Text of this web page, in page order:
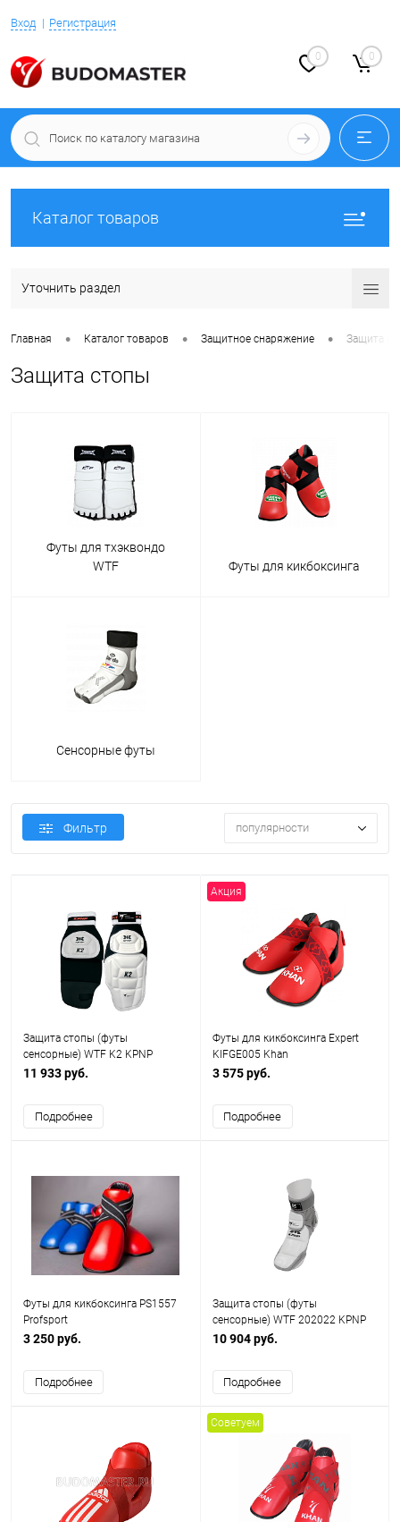
Вход Регистрация
0 0
Каталог товаров
Уточнить раздел
Главная • Каталог товаров • Защитное снаряжение • Защита
Защита стопы
Футы для тхэквондо
WTF
Футы для кикбоксинга
Сенсорные футы
Фильтр популярности
Защита стопы (футы
сенсорные) WTF K2 KPNP
11 933 руб.
Подробнее
Акция
Футы для кикбоксинга Expert
KIFGE005 Khan
3 575 руб.
Подробнее
Футы для кикбоксинга PS1557
Profsport
3 250 руб.
Подробнее
Защита стопы (футы
сенсорные) WTF 202022 KPNP
10 904 руб.
Подробнее
Советуем